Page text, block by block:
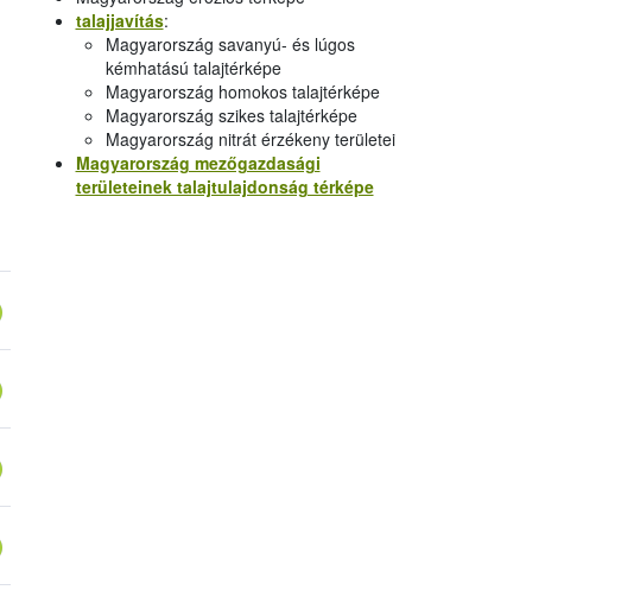
talajjavítás:
Magyarország savanyú- és lúgos
kémhatású talajtérképe
Magyarország homokos talajtérképe
Magyarország szikes talajtérképe
Magyarország nitrát érzékeny területei
Magyarország mezőgazdasági
területeinek talajtulajdonság térképe